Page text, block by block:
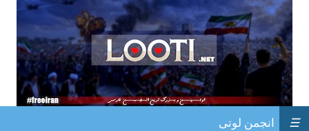
انجمن لوتی ☰